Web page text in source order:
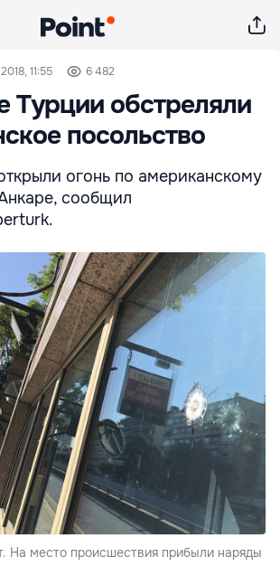
11:55 6 482
Турции обстреляли
посольство
огонь по американскому
сообщил
На место происшествия прибыли наряды